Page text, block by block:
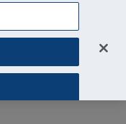
Accedi all'area riservata